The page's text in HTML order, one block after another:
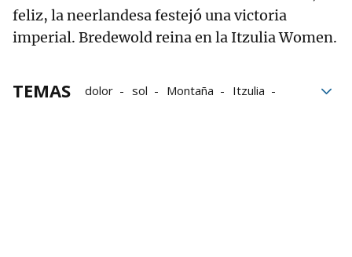
feliz, la neerlandesa festejó una victoria
imperial. Bredewold reina en la Itzulia Women.
TEMAS dolor sol Montaña
Itzulia